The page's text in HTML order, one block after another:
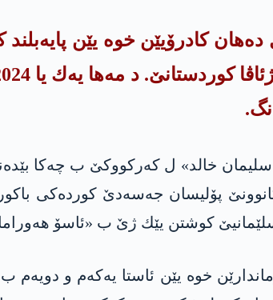
كادرۆیێن خوه‌ یێن
ئه‌حمه‌د» ل سلێمانیێ و هه‌ر ب چه‌كا بێده‌نگ، ل 12 كانوونێ
كوشتن یێك ژێ ب «ئاسۆ
خوه‌ یێن ئاستا یه‌كه‌م و